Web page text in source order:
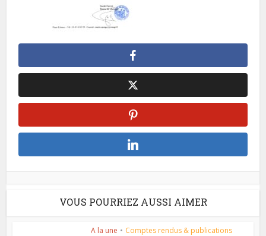
VOUS POURRIEZ AUSSI AIMER
A la une • Comptes rendus & publications